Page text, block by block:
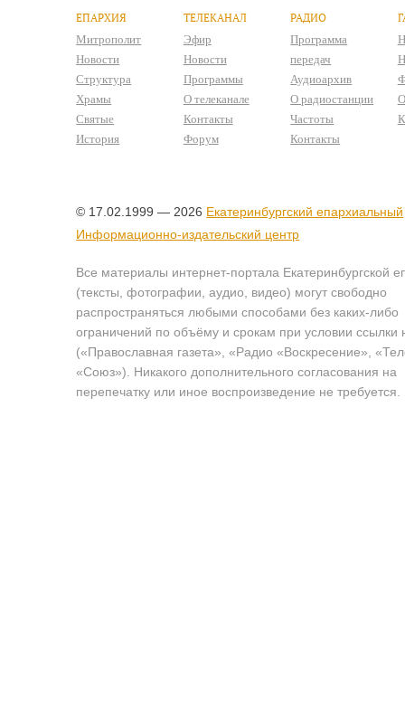
ЕПАРХИЯ
Митрополит
Новости
Структура
Храмы
Святые
История
ТЕЛЕКАНАЛ
Эфир
Новости
Программы
О телеканале
Контакты
Форум
РАДИО
Программа
передач
Аудиоархив
О радиостанции
Частоты
Контакты
© 17.02.1999 — 2026 Екатеринбургский епархиальный
Информационно-издательский центр
Все материалы интернет-портала Екатеринбургской
(тексты, фотографии, аудио, видео) могут свободно
распространяться любыми способами без каких-либо
ограничений по объёму и срокам при условии ссылки
(«Православная газета», «Радио «Воскресение»,
«Союз»). Никакого дополнительного согласования на
перепечатку или иное воспроизведение не требуется.